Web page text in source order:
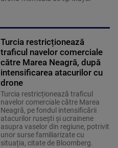
Turcia restricționează
traficul navelor comerciale
către Marea Neagră, după
intensificarea atacurilor cu
drone
Turcia restricționează traficul
navelor comerciale către Marea
Neagră, pe fondul intensificării
atacurilor rusești și ucrainene
asupra vaselor din regiune, potrivit
unor surse familiarizate cu
situația, citate de Bloomberg.